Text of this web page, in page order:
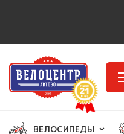
ВЕЛОСИПЕДЫ